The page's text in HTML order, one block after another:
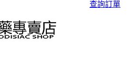
查詢訂單